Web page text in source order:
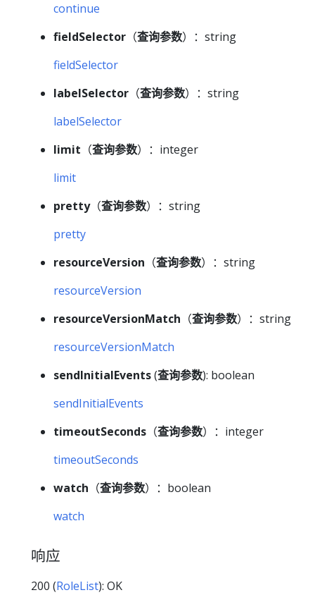
continue
fieldSelector （查询参数）：string
fieldSelector
labelSelector （查询参数）：string
labelSelector
limit （查询参数）：integer
limit
pretty（查询参数）：string
pretty
resourceVersion （查询参数）：string
resourceVersion
resourceVersionMatch （查询参数）：string
resourceVersionMatch
sendInitialEvents(查询参数): boolean
sendInitialEvents
timeoutSeconds （查询参数）：integer
timeoutSeconds
watch （查询参数）：boolean
watch
响应
200 (RoleList): OK